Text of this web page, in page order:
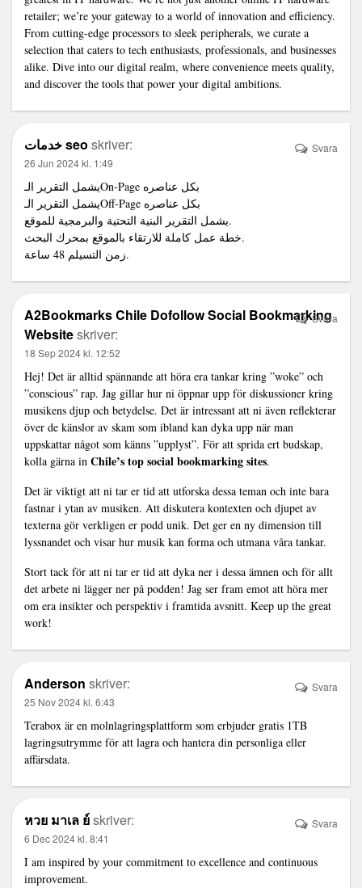
retailer; we’re your gateway to a world of innovation and efficiency.
From cutting-edge processors to sleek peripherals, we curate a
selection that caters to tech enthusiasts, professionals, and businesses
alike. Dive into our digital realm, where convenience meets quality,
and discover the tools that power your digital ambitions.
خدمات seo skriver:
26 Jun 2024 kl. 1:49
يشمل التقرير الـOn-Page بكل عناصره
يشمل التقرير الـOff-Page بكل عناصره
يشمل التقرير البنية التحتية والبرمجية للموقع.
خطة عمل كاملة للارتقاء بالموقع بمحرك البحث.
زمن التسيلم 48 ساعة.
Svara
A2Bookmarks Chile Dofollow Social Bookmarking
Websiteskriver:
18 Sep 2024 kl. 12:52
Hej! Det är alltid spännande att höra era tankar kring ”woke” och
”conscious” rap. Jag gillar hur ni öppnar upp för diskussioner kring
musikens djup och betydelse. Det är intressant att ni även reflekterar
över de känslor av skam som ibland kan dyka upp när man
uppskattar något som känns ”upplyst”. För att sprida ert budskap,
kolla gärna in Chile’s top social bookmarking sites.
Det är viktigt att ni tar er tid att utforska dessa teman och inte bara
fastnar i ytan av musiken. Att diskutera kontexten och djupet av
texterna gör verkligen er podd unik. Det ger en ny dimension till
lyssnandet och visar hur musik kan forma och utmana våra tankar.
Stort tack för att ni tar er tid att dyka ner i dessa ämnen och för allt
det arbete ni lägger ner på podden! Jag ser fram emot att höra mer
om era insikter och perspektiv i framtida avsnitt. Keep up the great
work!
Svara
Anderson skriver:
25 Nov 2024 kl. 6:43
Terabox är en molnlagringsplattform som erbjuder gratis 1TB
lagringsutrymme för att lagra och hantera din personliga eller
affärsdata.
Svara
หวย มาเล ย์skriver:
6 Dec 2024 kl. 8:41
I am inspired by your commitment to excellence and continuous
improvement.
Svara